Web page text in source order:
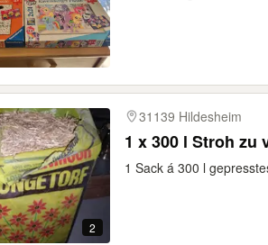
2
31139 Hildesheim
1 x 300 l Stroh zu
1 Sack á 300 l